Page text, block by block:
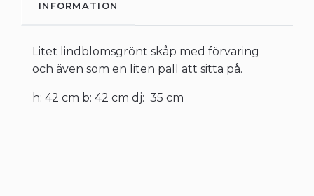
INFORMATION
Litet lindblomsgrönt skåp med förvaring
och även som en liten pall att sitta på.
h: 42 cm b: 42 cm dj: 35 cm